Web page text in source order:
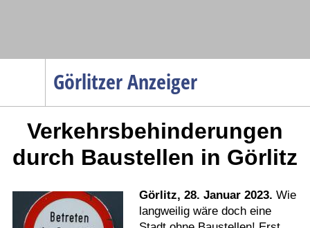
Görlitzer Anzeiger
Menüpunkte
Politik
Gesellschaft
Wirtschaft
Service
Verkehrsbehinderungen
durch Baustellen in Görlitz
Görlitz, 28. Januar 2023. Wie
langweilig wäre doch eine